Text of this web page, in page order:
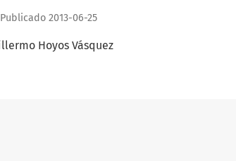
Publicado 2013-06-25
Hoyos Vásquez